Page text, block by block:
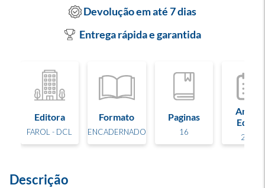
Devolução em até 7 dias
Entrega rápida e garantida
Editora
FAROL - DCL
Formato
ENCADERNADO
Paginas
16
Ano de
Edição
2024
Descrição